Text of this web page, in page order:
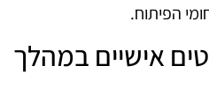
אישיים במהלך